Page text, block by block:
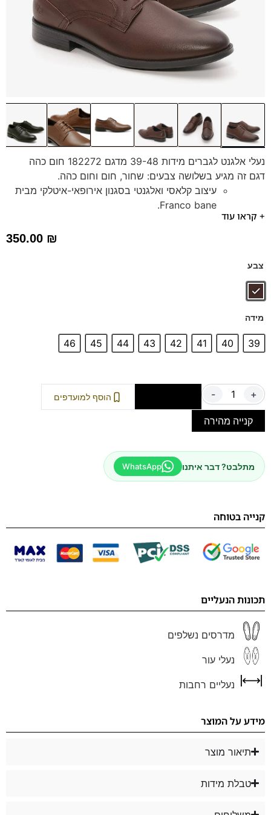
נעלי אלגנט לגברים מידות 39-48 מדגם 182272 חום כהה
דגם זה מגיע בשלושה צבעים: שחור, חום וחום כהה.
עיצוב קלאסי ואלגנטי בסגנון אירופאי-איטלקי מבית
Franco bane.
סוליה רכה, קלה וגמישה לנוחות מירבית בכל צעד.
+ קראו עוד
350.00 ₪
צבע
מידה
39
40
41
42
43
44
45
46
- + הוסף למועדפים
קנייה מהירה
מתלבט? דבר איתנו WhatsApp
קנייה בטוחה
תכונות הנעליים
מדרסים נשלפים
נעלי עור
נעליים רחבות
מידע על המוצר
תיאור מוצר
טבלת מידות